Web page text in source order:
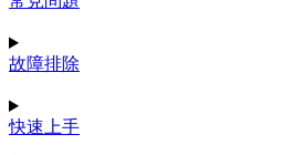
故障排除
快速上手